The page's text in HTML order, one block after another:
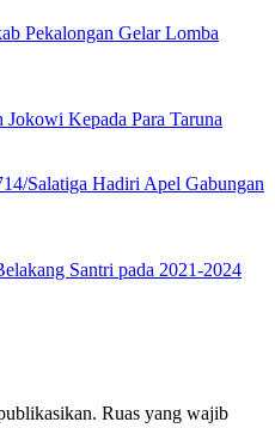
Pekalongan Gelar Lomba
Jokowi Kepada Para Taruna
Salatiga Hadiri Apel Gabungan
Santri pada 2021-2024
Ruas yang wajib